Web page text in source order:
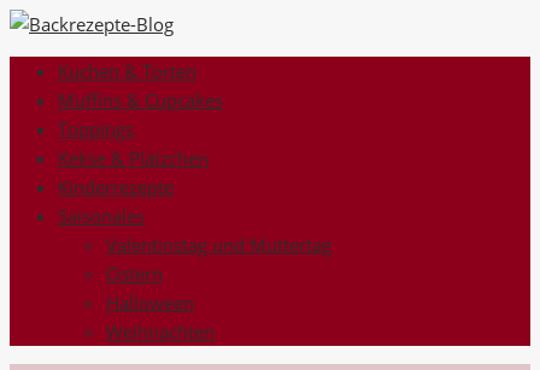
Kuchen & Torten
Muffins & Cupcakes
Toppings
Kekse & Plätzchen
Kinderrezepte
Saisonales
Valentinstag und Muttertag
Ostern
Halloween
Weihnachten